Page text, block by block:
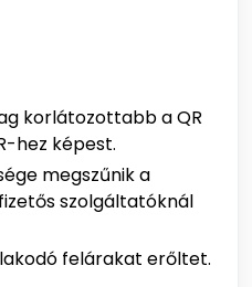
korlátozottabb a QR
hez képest.
megszűnik a
szolgáltatóknál
felárakat erőltet.